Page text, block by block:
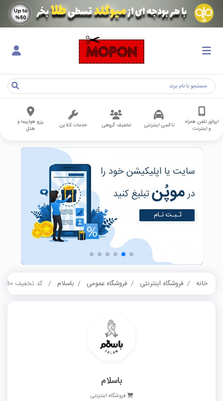
اپراتور تلفن همراه
و اینترنت
تاکسی اینترنتی تخفیف گروهی خدمات آنلاین
رزرو هواپیما و
هتل
خانه فروشگاه اینترنتی فروشگاه عمومی باسلام کد تخفیف 50 هزار تومانی عسل و فرآورده‌های عسل باسلام
باسلام
فروشگاه اینترنتی